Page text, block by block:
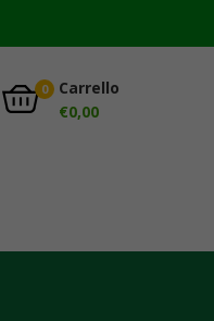
0
Carrello
€0,00